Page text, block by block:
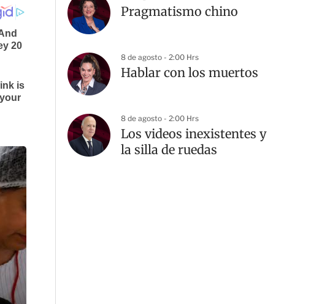
Pragmatismo chino
8 de agosto - 2:00 Hrs
Hablar con los muertos
8 de agosto - 2:00 Hrs
Los videos inexistentes y
la silla de ruedas